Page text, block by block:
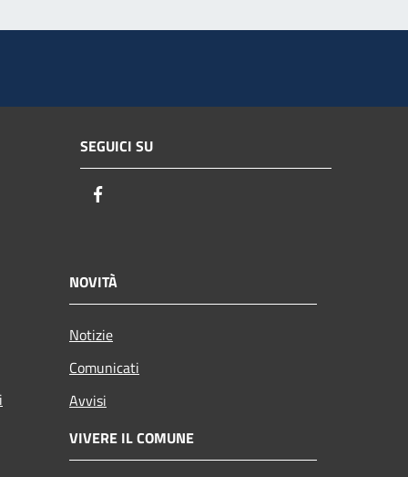
SEGUICI SU
NOVITÀ
Notizie
Comunicati
Avvisi
VIVERE IL COMUNE